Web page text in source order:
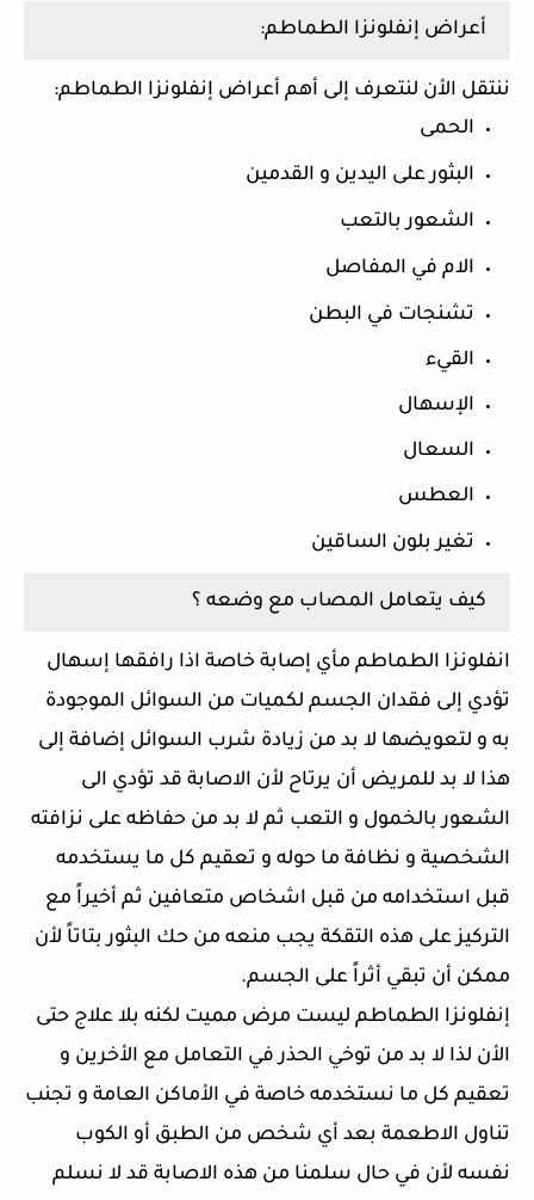
أعراض إنفلونزا الطماطم:
ننتقل الأن لنتعرف إلى أهم أعراض إنفلونزا الطماطم:
الحمى
البثور على اليدين و القدمين
الشعور بالتعب
الام في المفاصل
تشنجات في البطن
القيء
الإسهال
السعال
العطس
تغير بلون الساقين
كيف يتعامل المصاب مع وضعه ؟
انفلونزا الطماطم مأي إصابة خاصة اذا رافقها إسهال
تؤدي إلى فقدان الجسم لكميات من السوائل الموجودة
به و لتعويضها لا بد من زيادة شرب السوائل إضافة إلى
هذا لا بد للمريض أن يرتاح لأن الاصابة قد تؤدي الى
الشعور بالخمول و التعب ثم لا بد من حفاظه على نزافته
الشخصية و نظافة ما حوله و تعقيم كل ما يستخدمه
قبل استخدامه من قبل اشخاص متعافين ثم أخيراً مع
التركيز على هذه التقكة يجب منعه من حك البثور بتاتاً لأن
ممكن أن تبقي أثراً على الجسم.
إنفلونزا الطماطم ليست مرض مميت لكنه بلا علاج حتى
الأن لذا لا بد من توخي الحذر في التعامل مع الأخرين و
تعقيم كل ما نستخدمه خاصة في الأماكن العامة و تجنب
تناول الاطعمة بعد أي شخص من الطبق أو الكوب
نفسه لأن في حال سلمنا من هذه الاصابة قد لا نسلم